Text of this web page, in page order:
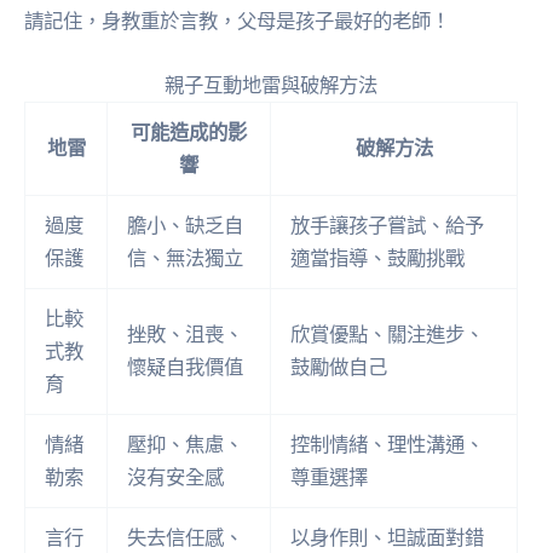
請記住，身教重於言教，父母是孩子最好的老師！
親子互動地雷與破解方法
地雷
可能造成的影
響
破解方法
過度
保護
膽小、缺乏自
信、無法獨立
放手讓孩子嘗試、給予
適當指導、鼓勵挑戰
比較
式教
育
挫敗、沮喪、
懷疑自我價值
欣賞優點、關注進步、
鼓勵做自己
情緒
勒索
壓抑、焦慮、
沒有安全感
控制情緒、理性溝通、
尊重選擇
言行
失去信任感、
以身作則、坦誠面對錯